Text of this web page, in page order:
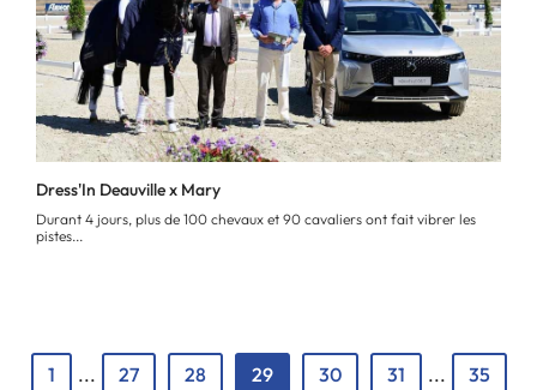
Dress'In Deauville x Mary
Durant 4 jours, plus de 100 chevaux et 90 cavaliers ont fait vibrer les
pistes...
1 ... 27 28 29 30 31 ... 35